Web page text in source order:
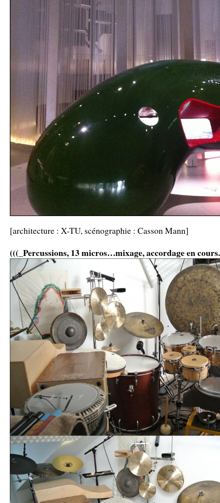
[architecture : X-TU, scénographie : Casson Mann]
(((_Percussions, 13 micros…mixage, accordage en cours.